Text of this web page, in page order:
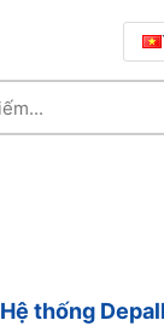
Hệ thống